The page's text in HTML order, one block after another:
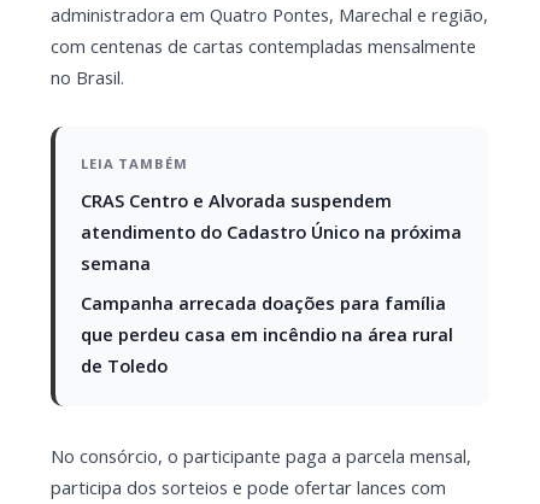
administradora em Quatro Pontes, Marechal e região,
com centenas de cartas contempladas mensalmente
no Brasil.
LEIA TAMBÉM
CRAS Centro e Alvorada suspendem
atendimento do Cadastro Único na próxima
semana
Campanha arrecada doações para família
que perdeu casa em incêndio na área rural
de Toledo
No consórcio, o participante paga a parcela mensal,
participa dos sorteios e pode ofertar lances com